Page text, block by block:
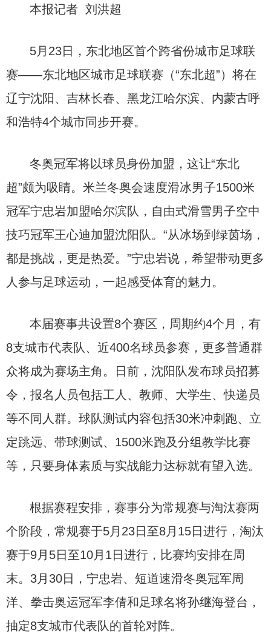
本报记者 刘洪超
5月23日，东北地区首个跨省份城市足球联
赛——东北地区城市足球联赛（“东北超”）将在
辽宁沈阳、吉林长春、黑龙江哈尔滨、内蒙古呼
和浩特4个城市同步开赛。
冬奥冠军将以球员身份加盟，这让“东北
超”颇为吸睛。米兰冬奥会速度滑冰男子1500米
冠军宁忠岩加盟哈尔滨队，自由式滑雪男子空中
技巧冠军王心迪加盟沈阳队。“从冰场到绿茵场，
都是挑战，更是热爱。”宁忠岩说，希望带动更多
人参与足球运动，一起感受体育的魅力。
本届赛事共设置8个赛区，周期约4个月，有
8支城市代表队、近400名球员参赛，更多普通群
众将成为赛场主角。日前，沈阳队发布球员招募
令，报名人员包括工人、教师、大学生、快递员
等不同人群。球队测试内容包括30米冲刺跑、立
定跳远、带球测试、1500米跑及分组教学比赛
等，只要身体素质与实战能力达标就有望入选。
根据赛程安排，赛事分为常规赛与淘汰赛两
个阶段，常规赛于5月23日至8月15日进行，淘汰
赛于9月5日至10月1日进行，比赛均安排在周
末。3月30日，宁忠岩、短道速滑冬奥冠军周
洋、拳击奥运冠军李倩和足球名将孙继海登台，
抽定8支城市代表队的首轮对阵。